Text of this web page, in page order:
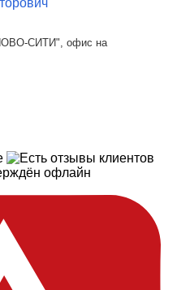
СИТИ", офис на